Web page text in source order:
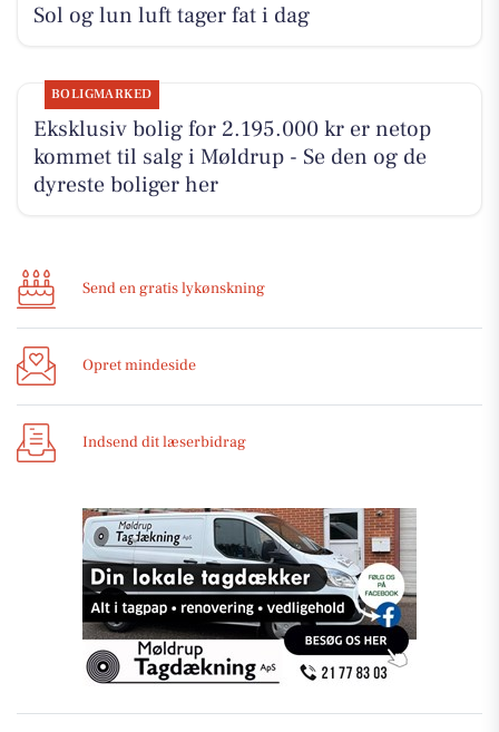
Sol og lun luft tager fat i dag
BOLIGMARKED
Eksklusiv bolig for 2.195.000 kr er netop
kommet til salg i Møldrup - Se den og de
dyreste boliger her
Send en gratis lykønskning
Opret mindeside
Indsend dit læserbidrag